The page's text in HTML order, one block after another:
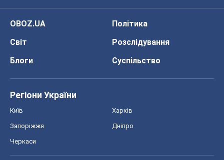
OBOZ.UA
Політика
Світ
Розслідування
Блоги
Суспільство
Регіони України
Київ Харків
Запоріжжя Дніпро
Черкаси